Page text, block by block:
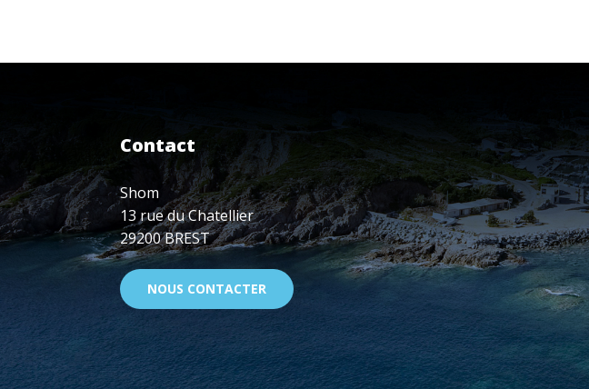
Contact
Shom
13 rue du Chatellier
29200 BREST
NOUS CONTACTER